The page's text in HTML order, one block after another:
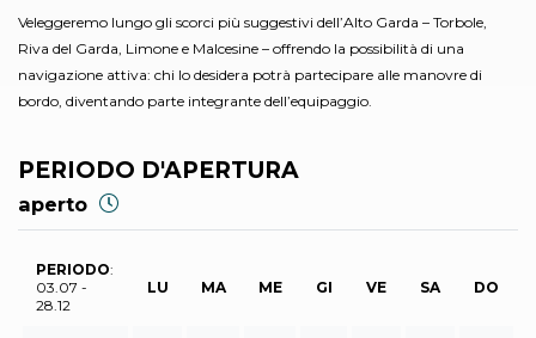
Veleggeremo lungo gli scorci più suggestivi dell’Alto Garda – Torbole,
Riva del Garda, Limone e Malcesine – offrendo la possibilità di una
navigazione attiva: chi lo desidera potrà partecipare alle manovre di
bordo, diventando parte integrante dell’equipaggio.
PERIODO D'APERTURA
aperto
PERIODO:
03.07 -
28.12
LU MA ME GI VE SA DO